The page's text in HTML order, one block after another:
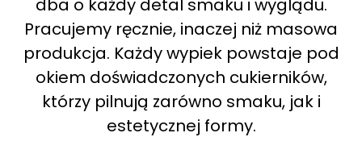
dba o każdy detal smaku i wyglądu.
Pracujemy ręcznie, inaczej niż masowa
produkcja. Każdy wypiek powstaje pod
okiem doświadczonych cukierników,
którzy pilnują zarówno smaku, jak i
estetycznej formy.